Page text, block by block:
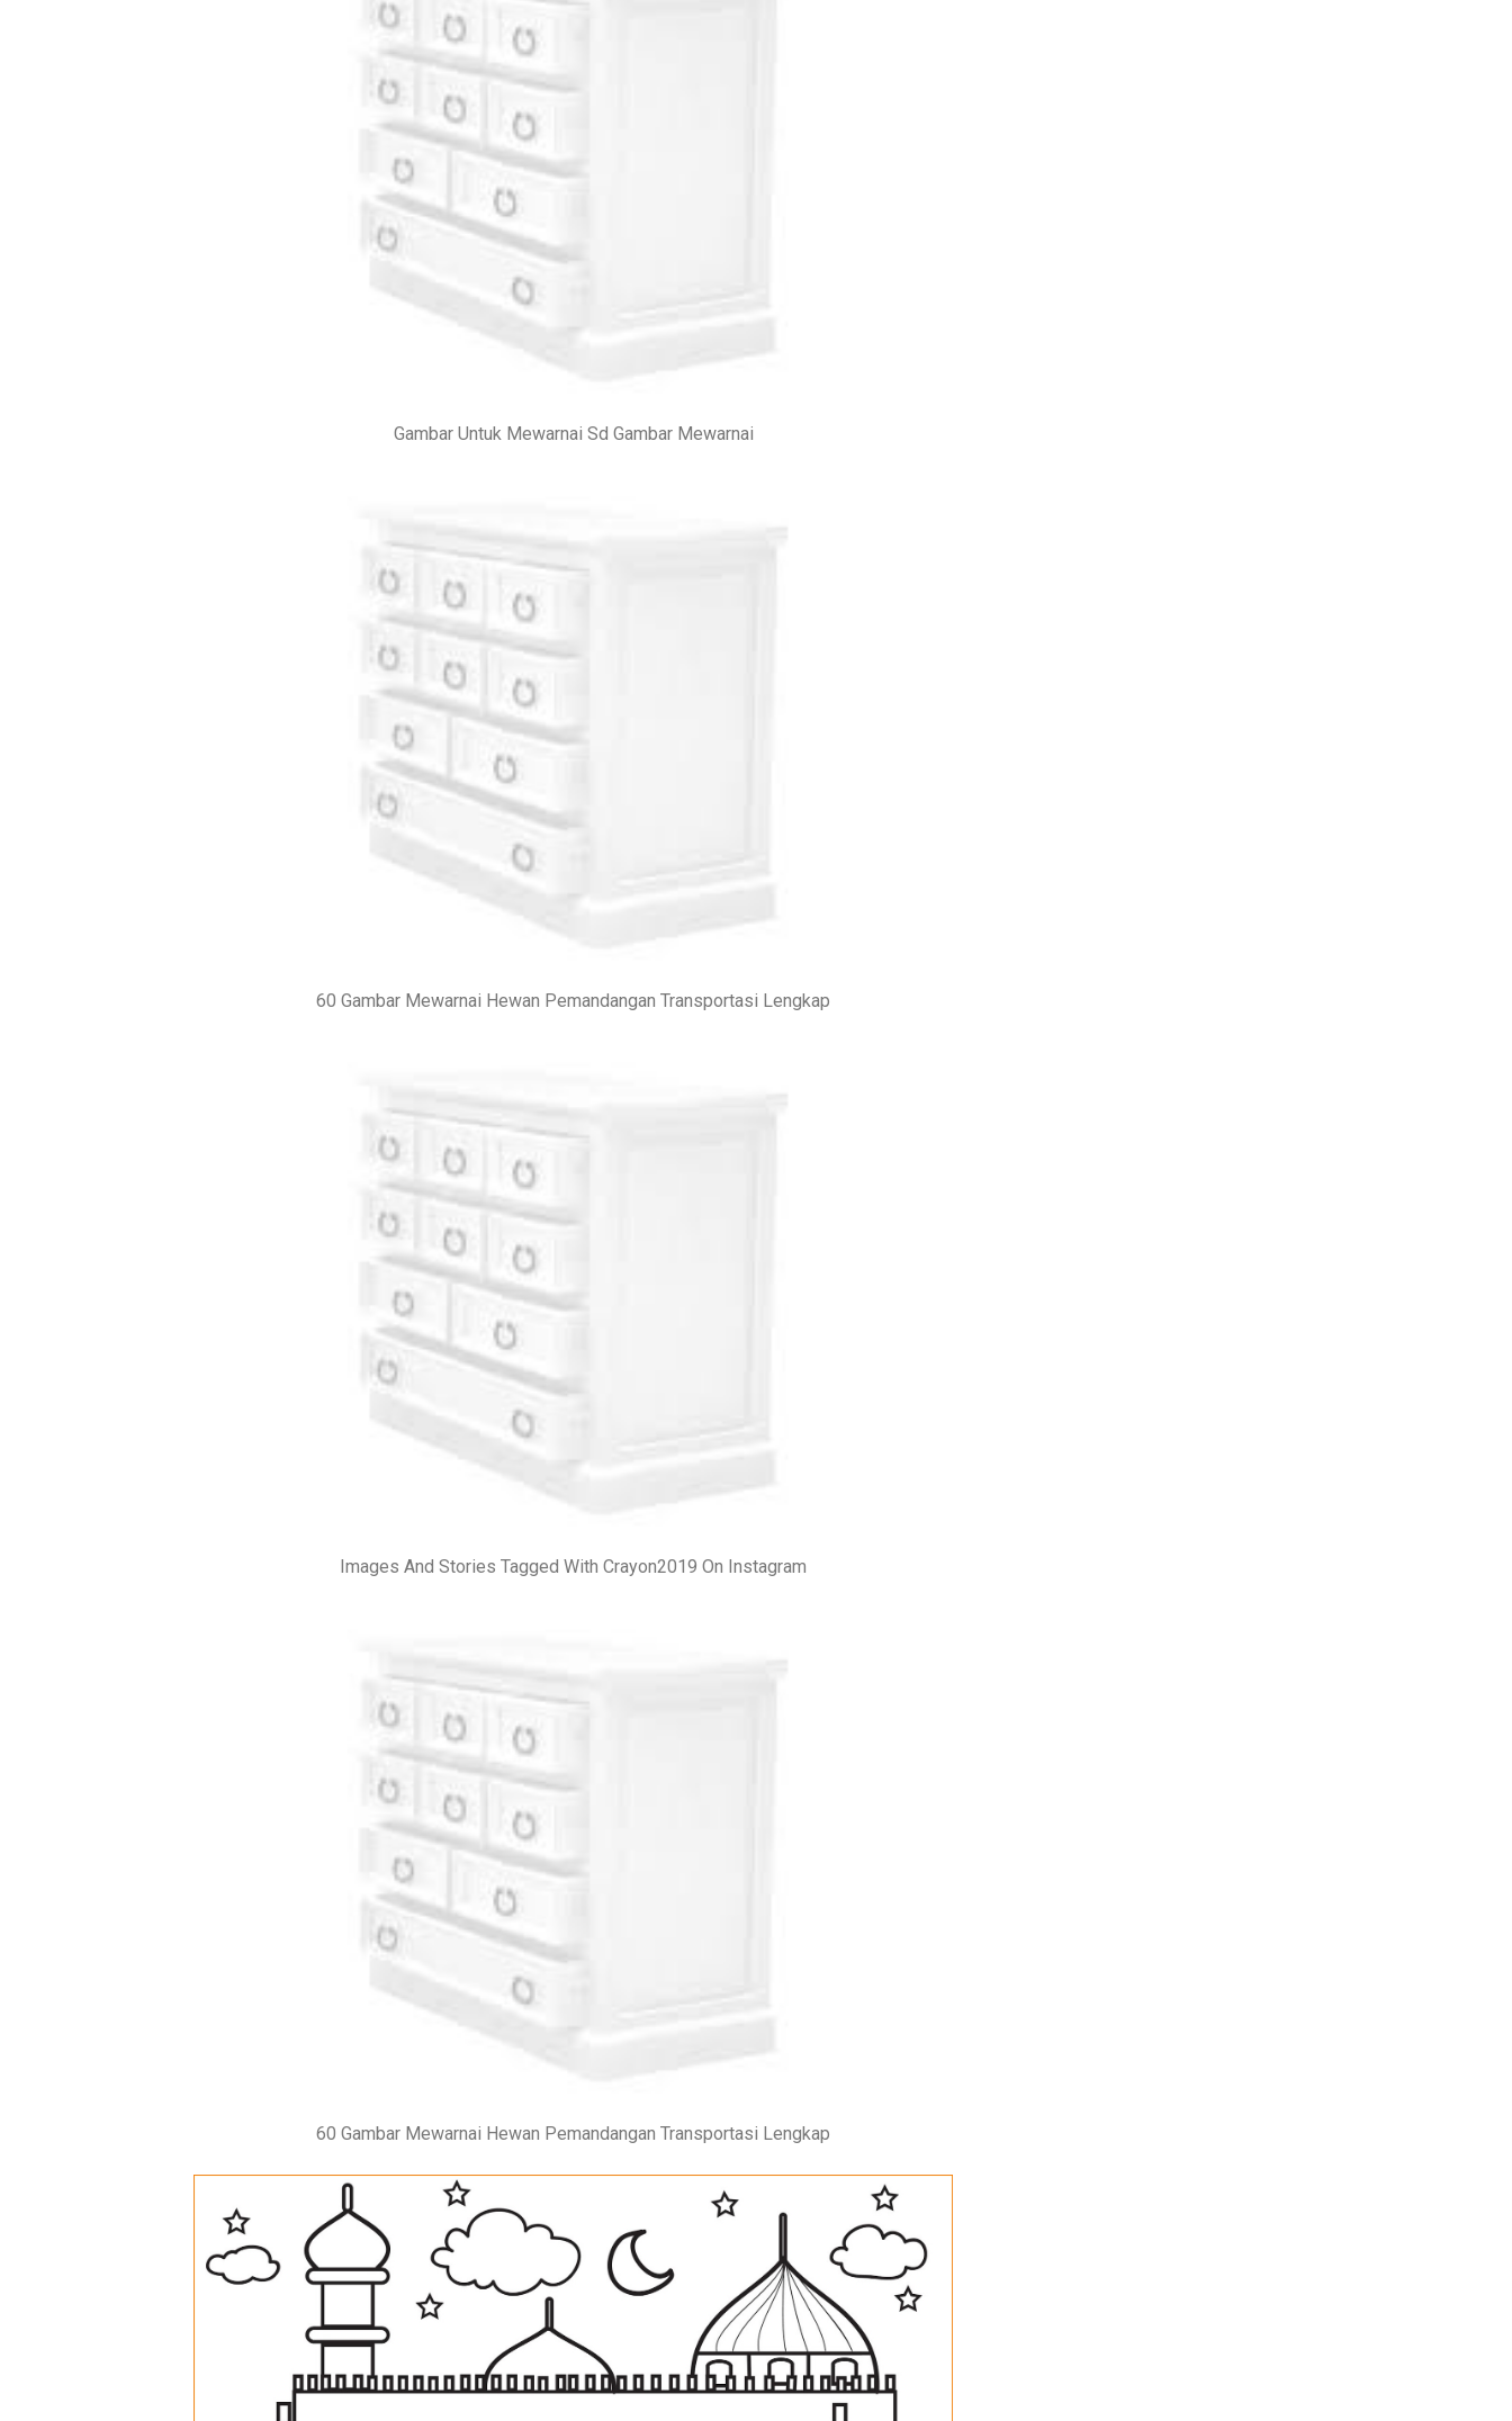
Gambar Untuk Mewarnai Sd Gambar Mewarnai
60 Gambar Mewarnai Hewan Pemandangan Transportasi Lengkap
Images And Stories Tagged With Crayon2019 On Instagram
60 Gambar Mewarnai Hewan Pemandangan Transportasi Lengkap